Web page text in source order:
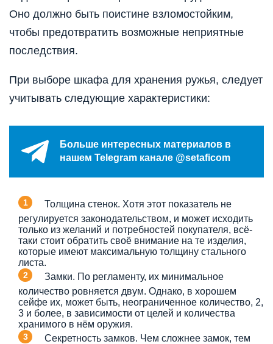
Оно должно быть поистине взломостойким,
чтобы предотвратить возможные неприятные
последствия.
При выборе шкафа для хранения ружья, следует
учитывать следующие характеристики:
Больше интересных материалов в
нашем Telegram канале @setaficom
Толщина стенок. Хотя этот показатель не
регулируется законодательством, и может исходить
только из желаний и потребностей покупателя, всё-
таки стоит обратить своё внимание на те изделия,
которые имеют максимальную толщину стального
листа.
Замки. По регламенту, их минимальное
количество ровняется двум. Однако, в хорошем
сейфе их, может быть, неограниченное количество, 2,
3 и более, в зависимости от целей и количества
хранимого в нём оружия.
Секретность замков. Чем сложнее замок, тем